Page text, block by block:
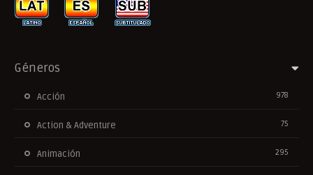
Géneros
Acción 978
Action & Adventure 75
Animación 295